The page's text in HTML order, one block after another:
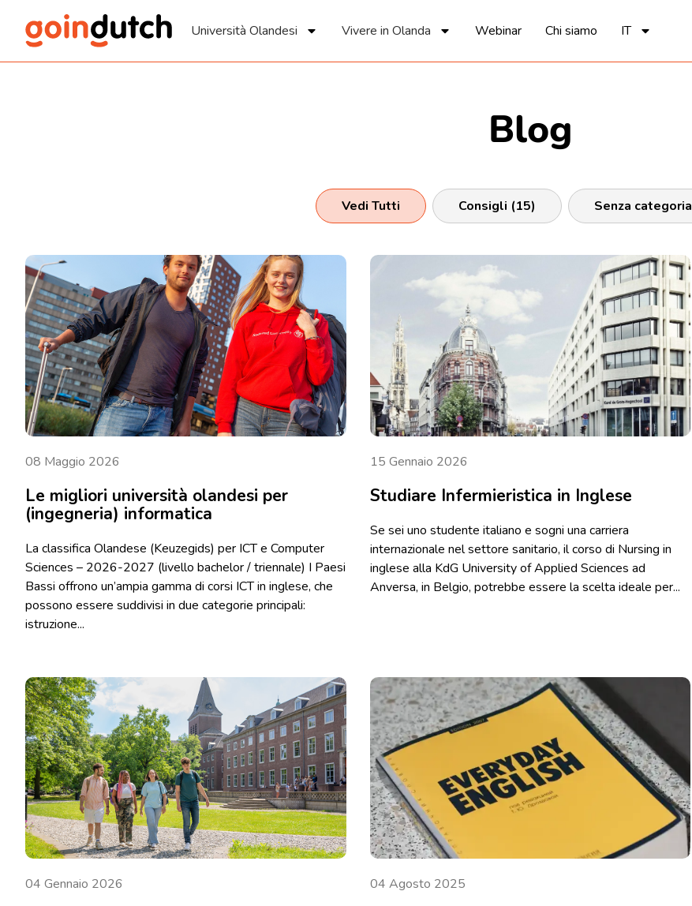
Università Olandesi Vivere in Olanda Webinar Chi siamo IT
Blog
Vedi Tutti Consigli (15) Senza categoria
08 Maggio 2026
Le migliori università olandesi per
(ingegneria) informatica
La classifica Olandese (Keuzegids) per ICT e Computer
Sciences – 2026-2027 (livello bachelor / triennale) I Paesi
Bassi offrono un’ampia gamma di corsi ICT in inglese, che
possono essere suddivisi in due categorie principali:
istruzione...
15 Gennaio 2026
Studiare Infermieristica in Inglese
Se sei uno studente italiano e sogni una carriera
internazionale nel settore sanitario, il corso di Nursing in
inglese alla KdG University of Applied Sciences ad
Anversa, in Belgio, potrebbe essere la scelta ideale per...
04 Gennaio 2026 04 Agosto 2025